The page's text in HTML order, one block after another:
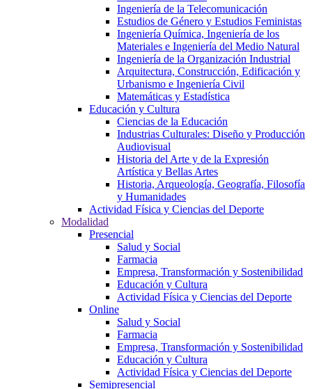
Ingeniería de la Telecomunicación
Estudios de Género y Estudios Feministas
Ingeniería Química, Ingeniería de los
Materiales e Ingeniería del Medio Natural
Ingeniería de la Organización Industrial
Arquitectura, Construcción, Edificación y
Urbanismo e Ingeniería Civil
Matemáticas y Estadística
Educación y Cultura
Ciencias de la Educación
Industrias Culturales: Diseño y Producción
Audiovisual
Historia del Arte y de la Expresión
Artística y Bellas Artes
Historia, Arqueología, Geografía, Filosofía
y Humanidades
Actividad Física y Ciencias del Deporte
Modalidad
Presencial
Salud y Social
Farmacia
Empresa, Transformación y Sostenibilidad
Educación y Cultura
Actividad Física y Ciencias del Deporte
Online
Salud y Social
Farmacia
Empresa, Transformación y Sostenibilidad
Educación y Cultura
Actividad Física y Ciencias del Deporte
Semipresencial